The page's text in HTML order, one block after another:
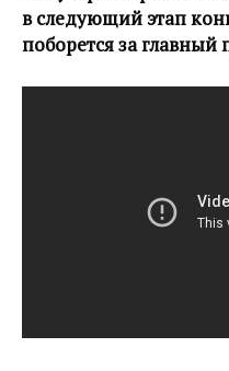
в следующий этап
поборется за главный